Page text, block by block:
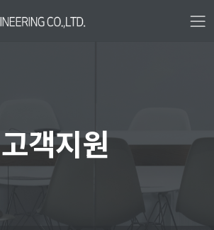
고객지원